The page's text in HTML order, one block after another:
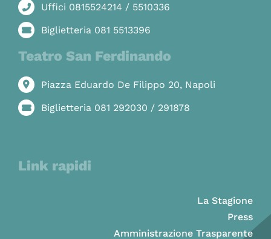
Uffici 0815524214 / 5510336
Biglietteria 081 5513396
Teatro San Ferdinando
Piazza Eduardo De Filippo 20, Napoli
Biglietteria 081 292030 / 291878
Link rapidi
La Stagione
Press
Amministrazione Trasparente